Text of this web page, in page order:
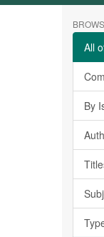
All
By